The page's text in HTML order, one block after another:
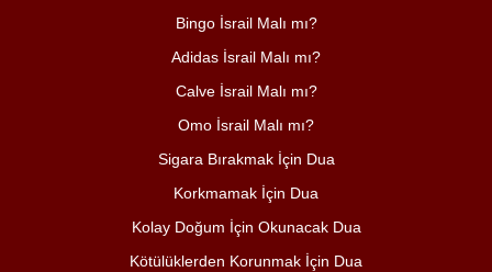
Bingo İsrail Malı mı?
Adidas İsrail Malı mı?
Calve İsrail Malı mı?
Omo İsrail Malı mı?
Sigara Bırakmak İçin Dua
Korkmamak İçin Dua
Kolay Doğum İçin Okunacak Dua
Kötülüklerden Korunmak İçin Dua